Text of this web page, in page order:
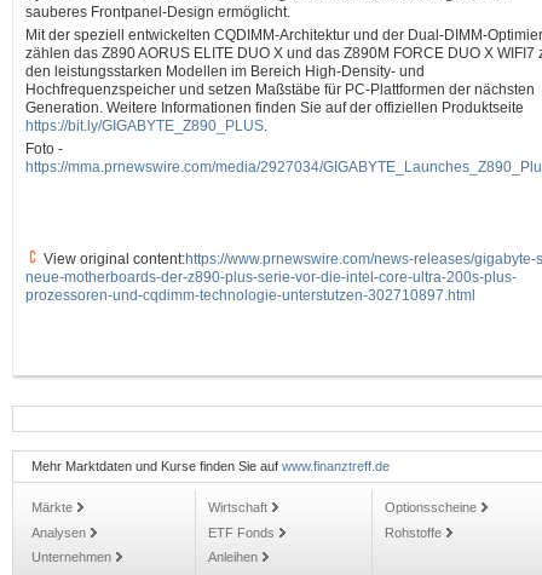
sauberes Frontpanel-Design ermöglicht.
Mit der speziell entwickelten CQDIMM-Architektur und der Dual-DIMM-
zählen das Z890 AORUS ELITE DUO X und das Z890M FORCE DUO X WIFI7
den leistungsstarken Modellen im Bereich High-Density- und
Hochfrequenzspeicher und setzen Maßstäbe für PC-Plattformen der nächsten
Generation. Weitere Informationen finden Sie auf der offiziellen Produktseite
https://bit.ly/GIGABYTE_Z890_PLUS.
Foto -
https://mma.prnewswire.com/media/2927034/
View original content:https://www.prnewswire.com/news-releases/gigabyte-
neue-motherboards-der-z890-plus-serie-vor-die-intel-core-ultra-200s-plus-
prozessoren-und-cqdimm-technologie-unterstutzen-302710897.html
Mehr Marktdaten und Kurse finden Sie auf www.finanztreff.de
Märkte
Analysen
Unternehmen
Wirtschaft
ETF Fonds
Anleihen
Optionsscheine
Rohstoffe